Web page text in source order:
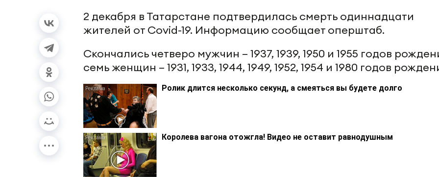
2 декабря в Татарстане подтвердилась смерть одиннадцати
жителей от Covid-19. Информацию сообщает оперштаб.
Скончались четверо мужчин – 1937, 1939, 1950 и 1955 годов
семь женщин – 1931, 1933, 1944, 1949, 1952, 1954 и 1980 годов
Ролик длится несколько секунд, а смеяться вы будете долго
Королева вагона отожгла! Видео не оставит равнодушным